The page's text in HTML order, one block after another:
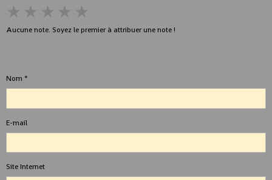
★ ★ ★ ★ ★
Aucune note. Soyez le premier à attribuer une note !
Nom
E-mail
Site Internet